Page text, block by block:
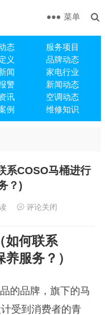
态
服务项目
义
品牌动态
闻
家电行业
警
新闻动态
讯
空调动态
例 维修知识
菜单
系COSO马桶进行
？)
评论关闭
如何联系
服务？）
的品牌，旗下的马
受到消费者的青